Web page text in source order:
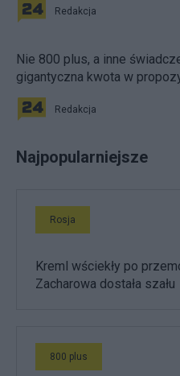
Redakcja
Nie 800 plus, a inne
gigantyczna kwota w
Redakcja
Najpopularniejsze
Rosja
Kreml wściekły po
Zacharowa dostała szału
800 plus